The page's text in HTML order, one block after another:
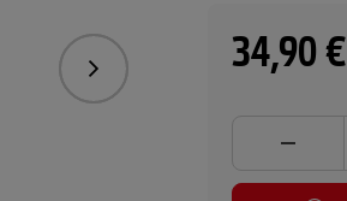
Folgend 34,90 €